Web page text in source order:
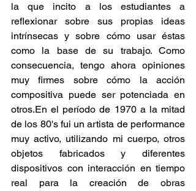
la que incito a los estudiantes a
reflexionar sobre sus propias ideas
intrínsecas y sobre cómo usar éstas
como la base de su trabajo. Como
consecuencia, tengo ahora opiniones
muy firmes sobre cómo la acción
compositiva puede ser potenciada en
otros.En el período de 1970 a la mitad
de los 80's fui un artista de performance
muy activo, utilizando mi cuerpo, otros
objetos fabricados y diferentes
dispositivos con interacción en tiempo
real para la creación de obras